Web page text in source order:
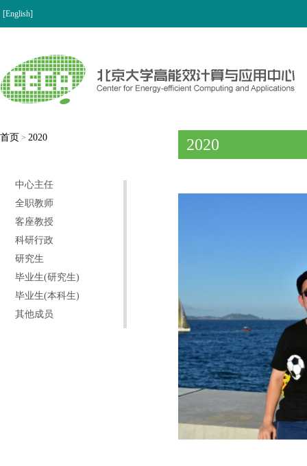
[English]
首页 > 2020
中心主任
全职教师
客座教授
科研行政
研究生
毕业生(研究生)
毕业生(本科生)
其他成员
2020